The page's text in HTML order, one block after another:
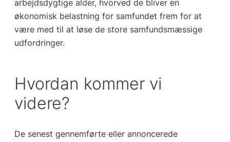
arbejdsdygtige alder, hvorved de bliver en
økonomisk belastning for samfundet frem for at
være med til at løse de store samfundsmæssige
udfordringer.
Hvordan kommer vi
videre?
De senest gennemførte eller annoncerede